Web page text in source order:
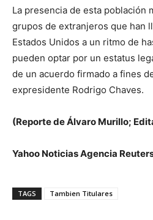
La presencia de esta población
grupos de extranjeros que han
Estados Unidos a un ritmo ​de
pueden optar por un estatus
de un ​acuerdo firmado a fines
expresidente Rodrigo Chaves.
(Reporte ​de Álvaro Murillo;
Yahoo Noticias Agencia
TAGS Tambien Titulares